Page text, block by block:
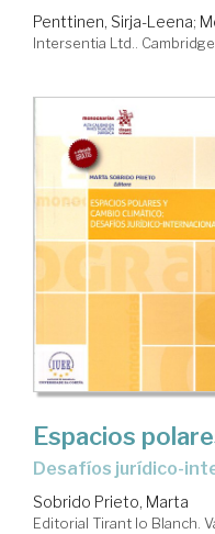
Penttinen, Sirja-Leena;
Intersentia Ltd..
Espacios
desafíos jurídico-
Sobrido Prieto, Marta
Editorial Tirant lo Blanch.